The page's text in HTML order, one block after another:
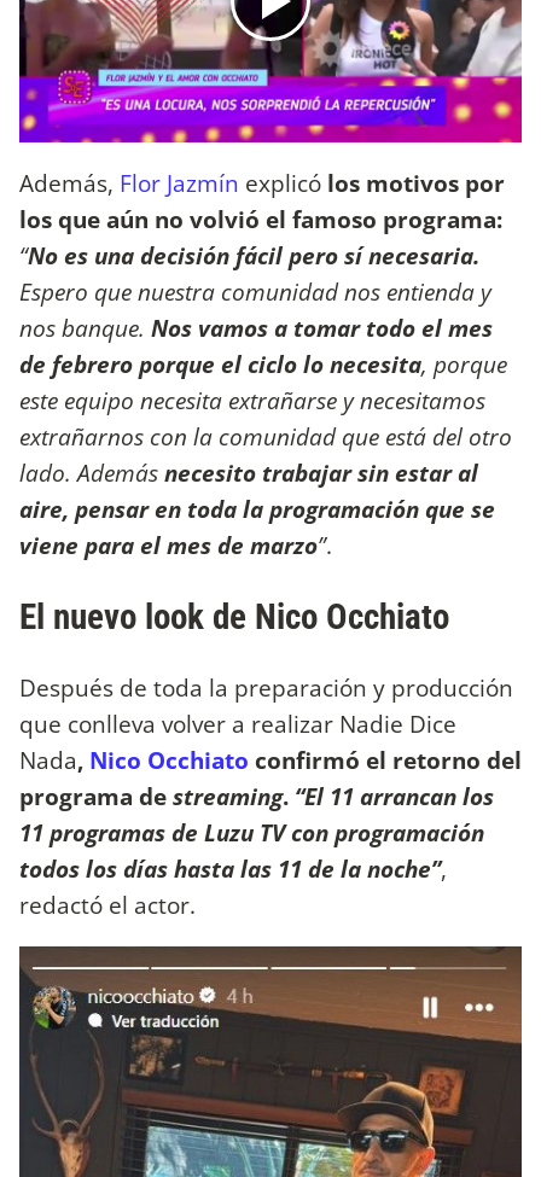
Además, Flor Jazmín explicó los motivos por
los que aún no volvió el famoso programa:
“No es una decisión fácil pero sí necesaria.
Espero que nuestra comunidad nos entienda y
nos banque. Nos vamos a tomar todo el mes
de febrero porque el ciclo lo necesita, porque
este equipo necesita extrañarse y necesitamos
extrañarnos con la comunidad que está del otro
lado. Ademásnecesito trabajar sin estar al
aire, pensar en toda la programación que se
viene para el mes de marzo”.
El nuevo look de Nico Occhiato
Después de toda la preparación y producción
que conlleva volver a realizar Nadie Dice
Nada, Nico Occhiato confirmó el retorno del
programa destreaming. “El 11 arrancan los
11 programas de Luzu TV con programación
todos los días hasta las 11 de la noche”,
redactó el actor.